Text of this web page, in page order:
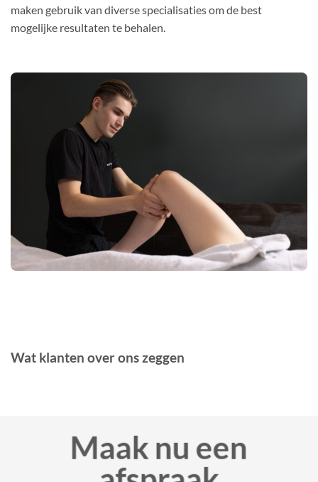
maken gebruik van diverse specialisaties om de best
mogelijke resultaten te behalen.
Wat klanten over ons zeggen
Maak nu een